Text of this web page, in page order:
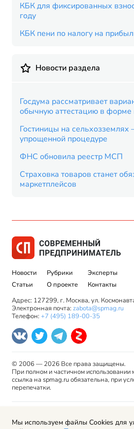
КБК для фиксированных
году
КБК пени по налогу на
Новости раздела
Госдума рассматривает
обычную аттестацию в форме
Гостиницы на сельхозземлях
упрощенной процедуре
ФНС обновила реестр МСП
Страховка товаров станет
маркетплейсов
Новости
Статьи
Рубрики
О проекте
Эксперты
Контакты
Адрес: 127299, г. Москва, ул.
Электронная почта: zabota@spmag.ru
Телефон: +7 (495) 189-00-35
© 2006 — 2026 Все права защищены.
При полном и частичном использовании
ссылка на spmag.ru обязательна, при
перепечатки.
права
Мы используем файлы Cookies для